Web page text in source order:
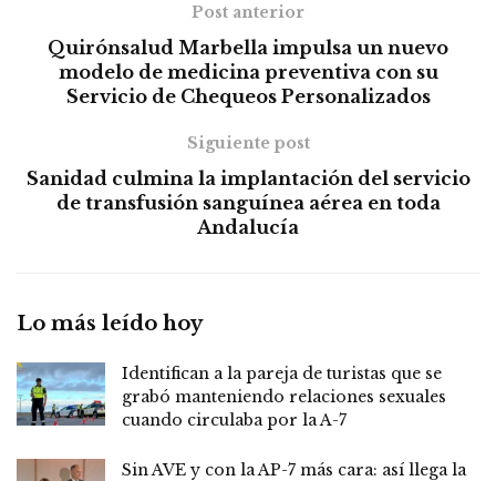
Post anterior
Quirónsalud Marbella impulsa un nuevo
modelo de medicina preventiva con su
Servicio de Chequeos Personalizados
Siguiente post
Sanidad culmina la implantación del servicio
de transfusión sanguínea aérea en toda
Andalucía
Lo más leído hoy
Identifican a la pareja de turistas que se
grabó manteniendo relaciones sexuales
cuando circulaba por la A-7
Sin AVE y con la AP-7 más cara: así llega la